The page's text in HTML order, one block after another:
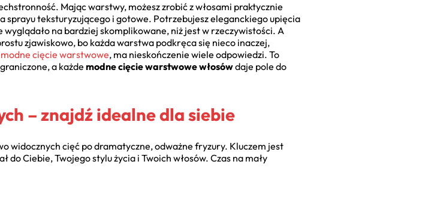
Mając warstwy, możesz zrobić z włosami praktycznie
sprayu teksturyzującego i gotowe. Potrzebujesz eleganckiego upięcia
na bardziej skomplikowane, niż jest w rzeczywistości. A
zjawiskowo, bo każda warstwa podkręca się nieco inaczej,
cięcie warstwowe, ma nieskończenie wiele odpowiedzi. To
a każde modne cięcie warstwowe włosówdaje pole do
– znajdź idealne dla siebie
widocznych cięć po dramatyczne, odważne fryzury. Kluczem jest
Ciebie, Twojego stylu życia i Twoich włosów. Czas na mały